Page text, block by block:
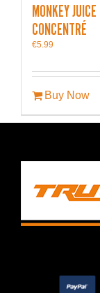
MONKEY
CONCENTRÉ
€5.99
Buy Now